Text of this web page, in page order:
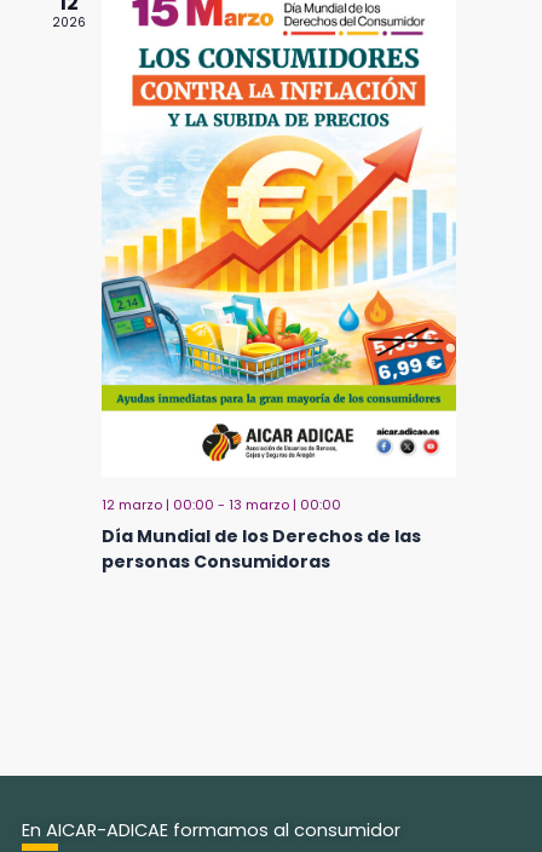
2026
12 marzo | 00:00 - 13 marzo | 00:00
Día Mundial de los Derechos de las
personas Consumidoras
En AICAR-ADICAE formamos al consumidor